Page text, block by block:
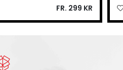
FR. 299 KR